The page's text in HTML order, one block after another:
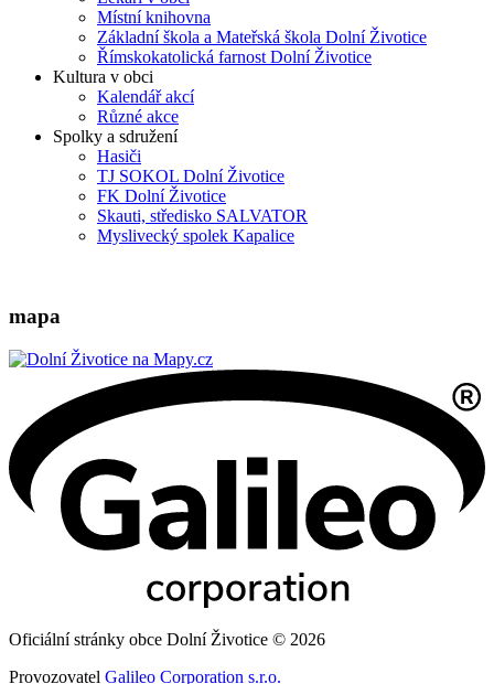
Místní knihovna
Základní škola a Mateřská škola Dolní Životice
Římskokatolická farnost Dolní Životice
Kultura v obci
Kalendář akcí
Různé akce
Spolky a sdružení
Hasiči
TJ SOKOL Dolní Životice
FK Dolní Životice
Skauti, středisko SALVATOR
Myslivecký spolek Kapalice
mapa
Oficiální stránky obce Dolní Životice © 2026
Provozovatel Galileo Corporation s.r.o.